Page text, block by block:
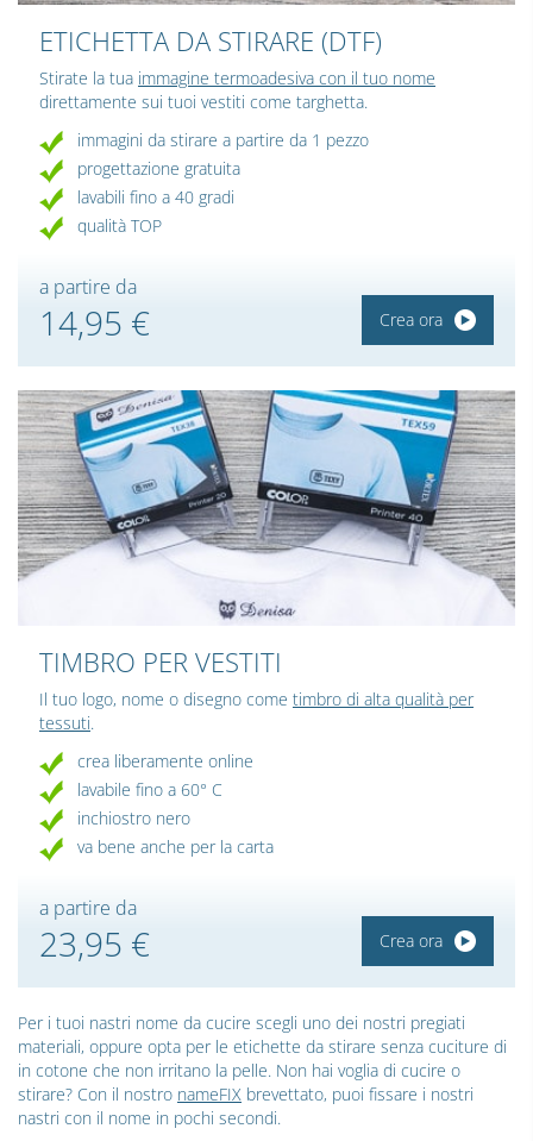
ETICHETTA DA STIRARE (DTF)
Stirate la tua immagine termoadesiva con il tuo nome
direttamente sui tuoi vestiti come targhetta.
immagini da stirare a partire da 1 pezzo
progettazione gratuita
lavabili fino a 40 gradi
qualità TOP
a partire da
14,95 € Crea ora
TIMBRO PER VESTITI
Il tuo logo, nome o disegno come timbro di alta qualità per
tessuti.
crea liberamente online
lavabile fino a 60° C
inchiostro nero
va bene anche per la carta
a partire da
23,95 € Crea ora
Per i tuoi nastri nome da cucire scegli uno dei nostri pregiati
materiali, oppure opta per le etichette da stirare senza cuciture di
in cotone che non irritano la pelle. Non hai voglia di cucire o
stirare? Con il nostro nameFIX brevettato, puoi fissare i nostri
nastri con il nome in pochi secondi.